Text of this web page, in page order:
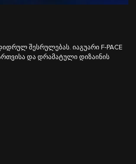
შესრულებას. იაგუარი F‑PACE
და დრამატული დიზაინის